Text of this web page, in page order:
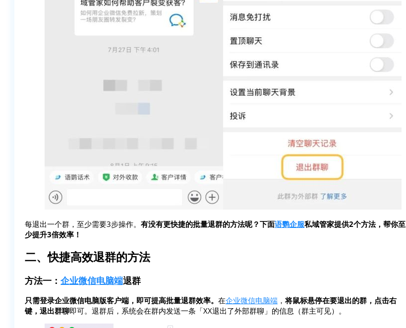
每退出一个群，至少需要3步操作。 有没有更快捷的批量退群的方法呢？下面语鹦企服私域管家提供2个方法，帮你至
少提升3倍效率！
二、快捷高效退群的方法
方法一： 企业微信电脑端退群
只需登录企业微信电脑版客户端，即可提高批量退群效率。 在企业微信电脑端 ，将鼠标悬停在要退出的群，点击右
键，退出群聊即可。退群后，系统会在群内发送一条「XX退出了外部群聊」的信息（群主可见）。